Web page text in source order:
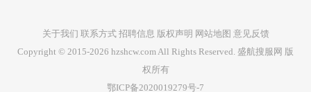
关于我们 联系方式 招聘信息 版权声明 网站地图 意见反馈
Copyright © 2015-2026 hzshcw.com All Rights Reserved. 盛航搜服网 版
权所有
鄂ICP备2020019279号-7